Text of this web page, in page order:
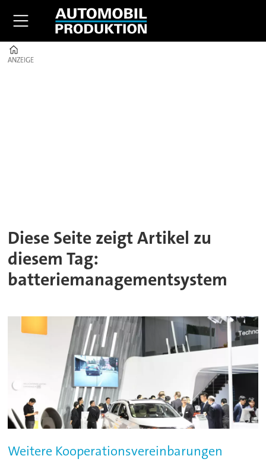
ANZEIGE
ANZEIGE
Diese Seite zeigt Artikel zu
diesem Tag:
batteriemanagementsystem
Weitere Kooperationsvereinbarungen